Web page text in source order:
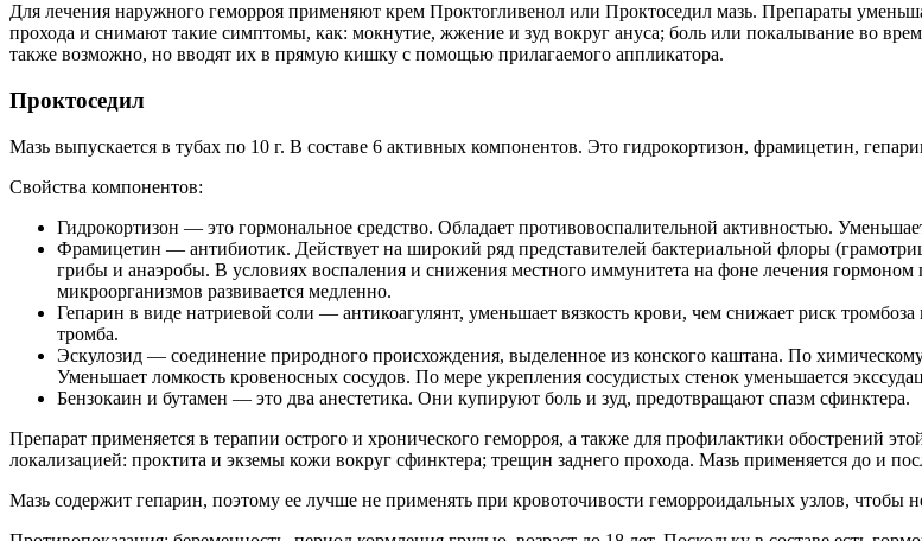
Для лечения наружного геморроя применяют крем Проктогливенол или Проктоседил мазь. Препараты
прохода и снимают такие симптомы, как: мокнутие, жжение и зуд вокруг ануса; боль или покалывание во
также возможно, но вводят их в прямую кишку с помощью прилагаемого аппликатора.
Проктоседил
Мазь выпускается в тубах по 10 г. В составе 6 активных компонентов. Это гидрокортизон, фрамицетин,
Свойства компонентов:
Гидрокортизон — это гормональное средство. Обладает противовоспалительной активностью.
Фрамицетин — антибиотик. Действует на широкий ряд представителей бактериальной флоры
грибы и анаэробы. В условиях воспаления и снижения местного иммунитета на фоне лечения
микроорганизмов развивается медленно.
Гепарин в виде натриевой соли — антикоагулянт, уменьшает вязкость крови, чем снижает риск
тромба.
Эскулозид — соединение природного происхождения, выделенное из конского каштана. По
Уменьшает ломкость кровеносных сосудов. По мере укрепления сосудистых стенок уменьшается
Бензокаин и бутамен — это два анестетика. Они купируют боль и зуд, предотвращают спазм сфинктера.
Препарат применяется в терапии острого и хронического геморроя, а также для профилактики обострений
локализацией: проктита и экземы кожи вокруг сфинктера; трещин заднего прохода. Мазь применяется до и
Мазь содержит гепарин, поэтому ее лучше не применять при кровоточивости геморроидальных узлов, чтобы